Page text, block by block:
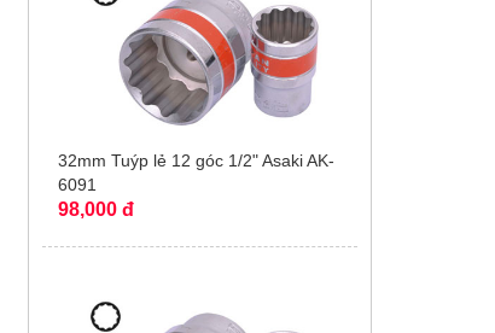
32mm Tuýp lẻ 12 góc 1/2" Asaki AK-
6091
98,000 đ